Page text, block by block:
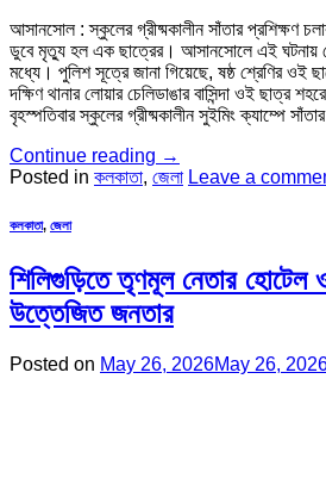
আসানসোল : স্কুলের গ্রীষ্মকালীন সাঁতার প্রশিক্ষণ
ডুবে মৃত্যু হল এক ছাত্রের। আসানসোলে এই ঘটনায়
মধ্যে। পুলিশ সূত্রে জানা গিয়েছে, ষষ্ঠ শ্রেণির
দক্ষিণ থানার লোয়ার চেলিডাঙার বাসিন্দা ওই ছাত্র
বৃহস্পতিবার স্কুলের গ্রীষ্মকালীন সুইমিং ক্যাম্পে
Continue reading →
Posted in কলকাতা, জেলা Leave a
কলকাতা, জেলা
শিলিগুড়িতে তৃণমূল নেতার হোটেল
উত্তেজিত জনতার
Posted on May 26, 2026May 26,